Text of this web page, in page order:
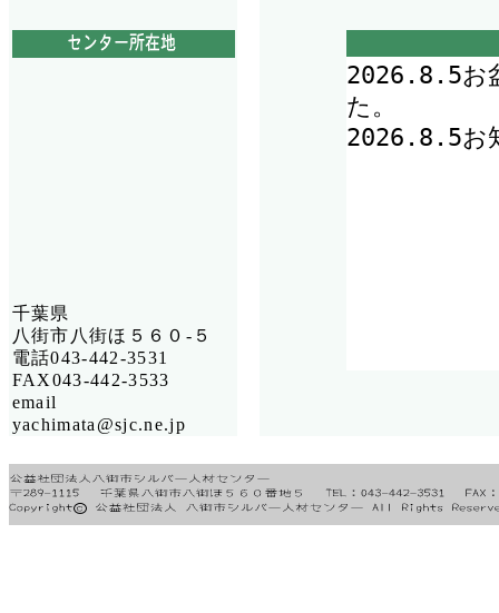
千葉県
八街市八街ほ５６０-５
電話043-442-3531
FAX043-442-3533
email
yachimata@sjc.ne.jp